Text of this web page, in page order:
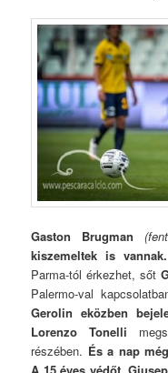
Gaston Brugman
kiszemeltek is vannak.
Parma-tól érkezhet, sőt
Palermo-val
Gerolin eközben
Lorenzo Tonelli
részében. És a nap